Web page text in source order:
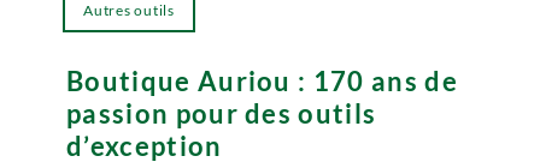
Boutique Auriou : 170 ans de
passion pour des outils
d’exception
Autres outils